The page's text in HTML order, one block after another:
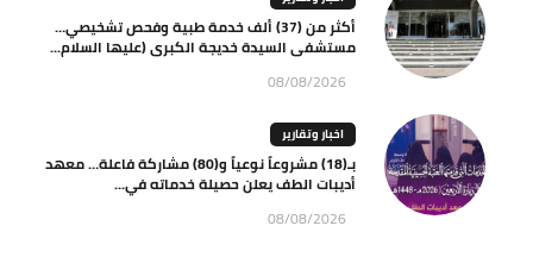
أكثر من (37) ألف خدمة طبية وفحص تشخيصي…
مستشفى السيدة خديجة الكبرى (عليها السلام...
08/08/2026
اخبار وتقارير
بـ(18) مشروعاً نوعياً و(80) مشاركة فاعلة… معهد
أديبات الطف يعلن حصيلة خدماته في...
08/08/2026